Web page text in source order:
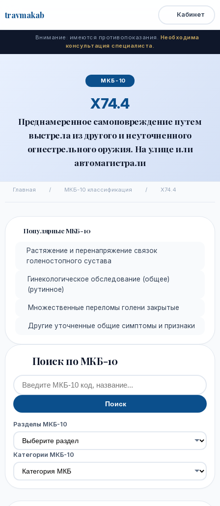
travmakab
Открыть
меню
Быстрый
доступ
Кабинет
Внимание: имеются противопоказания. Необходима
консультация специалиста.
МКБ-10
X74.4
Преднамеренное самоповреждение путем
выстрела из другого и неуточненного
огнестрельного оружия. На улице или
автомагистрали
Главная / МКБ-10 классификация / X74.4
Популярные МКБ-10
Растяжение и перенапряжение связок
голеностопного сустава
Гинекологическое обследование (общее)
(рутинное)
Множественные переломы голени закрытые
Другие уточненные общие симптомы и признаки
Поиск по МКБ-10
Поиск
Разделы МКБ-10
Категории МКБ-10